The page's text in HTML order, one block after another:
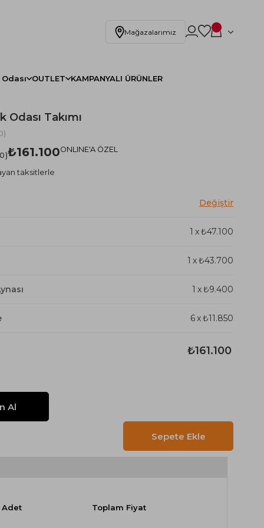
Mağazalarımız
OUTLET KAMPANYALI ÜRÜNLER
Odası Takımı
₺161.100
taksitlerle
ONLINE'A ÖZEL
1 x₺47.100
1 x₺43.700
1 x₺9.400
6x₺11.850
₺161.100
Adet Toplam Fiyat